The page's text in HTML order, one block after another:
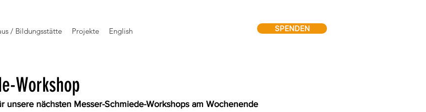
/ Bildungsstätte Projekte English SPENDEN
Workshop
unsere nächsten Messer-Schmiede-Workshops am Wochenende